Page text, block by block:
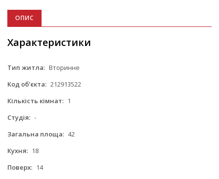
ОПИС
Характеристики
Тип житла: Вторинне
Код об'єкта: 212913522
Кількість кімнат: 1
Студія: -
Загальна площа: 42
Кухня: 18
Поверх: 14